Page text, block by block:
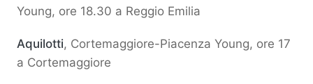
Young, ore 18.30 a Reggio Emilia
Aquilotti, Cortemaggiore-Piacenza Young, ore 17
a Cortemaggiore